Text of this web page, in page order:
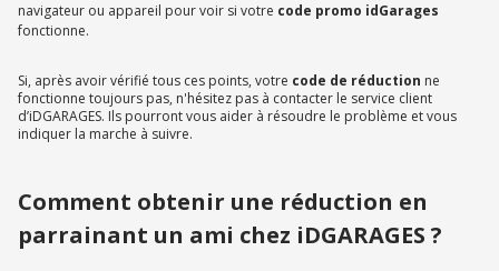
navigateur ou appareil pour voir si votre code promo idGarages
fonctionne.
Si, après avoir vérifié tous ces points, votre code de réduction ne
fonctionne toujours pas, n'hésitez pas à contacter le service client
d’iDGARAGES. Ils pourront vous aider à résoudre le problème et vous
indiquer la marche à suivre.
Comment obtenir une réduction en
parrainant un ami chez iDGARAGES ?